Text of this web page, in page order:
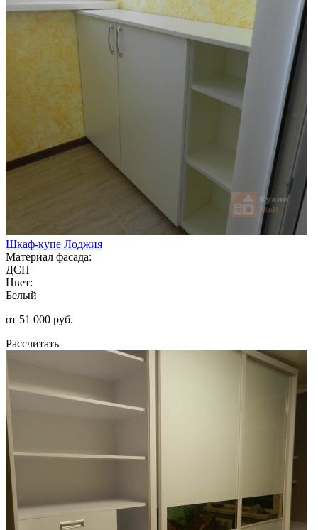
Шкаф-купе Лоджия
Материал фасада:
ДСП
Цвет:
Белый
от 51 000 руб.
Рассчитать